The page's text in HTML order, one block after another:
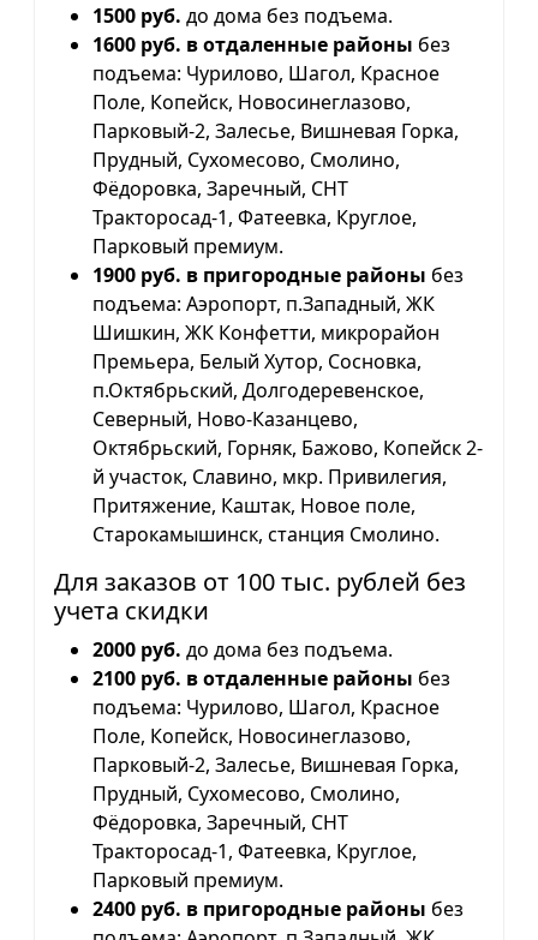
1500 руб. до дома без подъема.
1600 руб. в отдаленные районы без
подъема: Чурилово, Шагол, Красное
Поле, Копейск, Новосинеглазово,
Парковый-2, Залесье, Вишневая Горка,
Прудный, Сухомесово, Смолино,
Фёдоровка, Заречный, СНТ
Тракторосад-1, Фатеевка, Круглое,
Парковый премиум.
1900 руб. в пригородные районы без
подъема: Аэропорт, п.Западный, ЖК
Шишкин, ЖК Конфетти, микрорайон
Премьера, Белый Хутор, Сосновка,
п.Октябрьский, Долгодеревенское,
Северный, Ново-Казанцево,
Октябрьский, Горняк, Бажово, Копейск 2-
й участок, Славино, мкр. Привилегия,
Притяжение, Каштак, Новое поле,
Старокамышинск, станция Смолино.
Для заказов от 100 тыс. рублей без
учета скидки
2000 руб. до дома без подъема.
2100 руб. в отдаленные районы без
подъема: Чурилово, Шагол, Красное
Поле, Копейск, Новосинеглазово,
Парковый-2, Залесье, Вишневая Горка,
Прудный, Сухомесово, Смолино,
Фёдоровка, Заречный, СНТ
Тракторосад-1, Фатеевка, Круглое,
Парковый премиум.
2400 руб. в пригородные районы без